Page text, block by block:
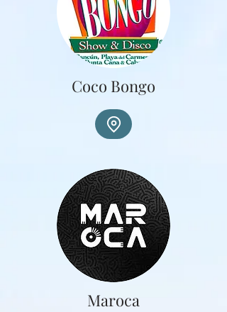
Coco Bongo
Maroca